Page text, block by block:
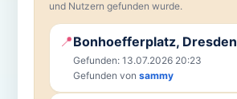
und Nutzern gefunden wurde.
📍Bonhoefferplatz, Dresden
Gefunden: 13.07.2026 20:23
Gefunden von sammy